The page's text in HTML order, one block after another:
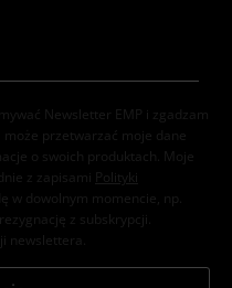
Newsletter EMP i zgadzam
może przetwarzać moje dane
o swoich produktach. Moje
z zapisami
Polityki
w dowolnym momencie, np.
z subskrypcji.
newslettera.